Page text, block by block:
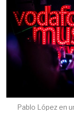
Pablo López en